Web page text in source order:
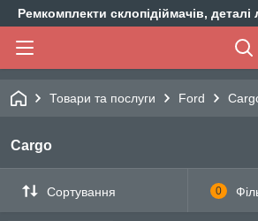
Ремкомплекти склопідіймачів,
Товари та послуги Ford
Cargo
Сортування 0